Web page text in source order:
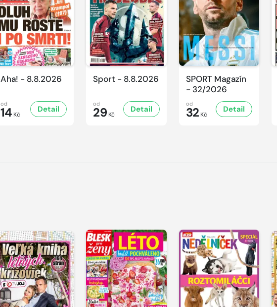
Aha! - 8.8.2026
od
14 Kč
Detail
Sport - 8.8.2026
od
29 Kč
Detail
SPORT Magazín
- 32/2026
od
32 Kč
Detail